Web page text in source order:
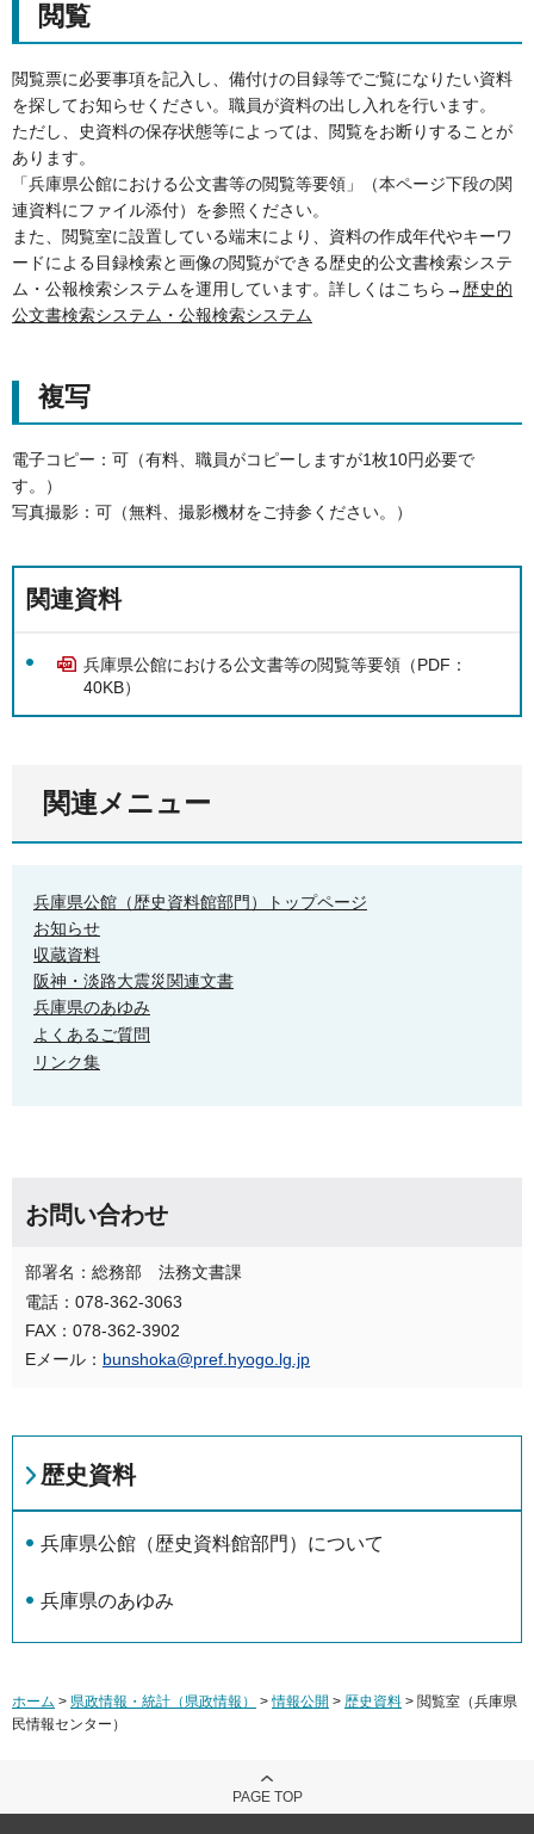
閲覧
閲覧票に必要事項を記入し、備付けの目録等でご覧になりたい資料
を探してお知らせください。職員が資料の出し入れを行います。
ただし、史資料の保存状態等によっては、閲覧をお断りすることが
あります。
「兵庫県公館における公文書等の閲覧等要領」（本ページ下段の関
連資料にファイル添付）を参照ください。
また、閲覧室に設置している端末により、資料の作成年代やキーワ
ードによる目録検索と画像の閲覧ができる歴史的公文書検索システ
ム・公報検索システムを運用しています。詳しくはこちら→ 歴史的
公文書検索システム・公報検索システム
複写
電子コピー：可（有料、職員がコピーしますが1枚10円必要で
す。）
写真撮影：可（無料、撮影機材をご持参ください。）
関連資料
兵庫県公館における公文書等の閲覧等要領（PDF：
40KB）
関連メニュー
兵庫県公館（歴史資料館部門）トップページ
お知らせ
収蔵資料
阪神・淡路大震災関連文書
兵庫県のあゆみ
よくあるご質問
リンク集
お問い合わせ
部署名：総務部 法務文書課
電話：078-362-3063
FAX：078-362-3902
Eメール： bunshoka@pref.hyogo.lg.jp
歴史資料
兵庫県公館（歴史資料館部門）について
兵庫県のあゆみ
ホーム > 県政情報・統計（県政情報） >情報公開 > 歴史資料 > 閲覧室（兵庫県
民情報センター）
PAGE TOP